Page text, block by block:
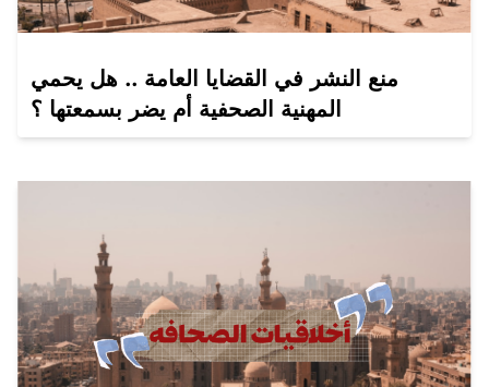
منع النشر في القضايا العامة .. هل يحمي
المهنية الصحفية أم يضر بسمعتها ؟